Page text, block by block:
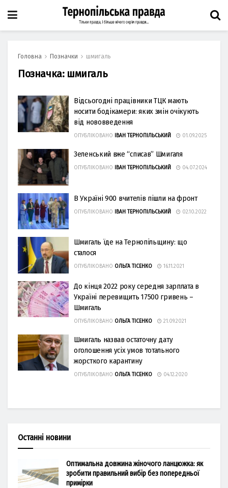
Головна Позначки шмигаль
Позначка: шмигаль
Відсьогодні працівники ТЦК мають
носити бодікамери: яких змін очікують
від нововведення
ОПУБЛІКОВАНО ІВАН ТЕРНОПІЛЬСЬКИЙ 01.09.2025
Зеленський вже “списав” Шмигаля
ОПУБЛІКОВАНО ІВАН ТЕРНОПІЛЬСЬКИЙ 04.07.2024
В Україні 900 вчителів пішли на фронт
ОПУБЛІКОВАНО ІВАН ТЕРНОПІЛЬСЬКИЙ 02.10.2022
Шмигаль їде на Тернопільщину: що
сталося
ОПУБЛІКОВАНО ОЛЬГА ТІСЕНКО 16.11.2021
До кінця 2022 року середня зарплата в
Україні перевищить 17500 гривень –
Шмигаль
ОПУБЛІКОВАНО ОЛЬГА ТІСЕНКО 21.09.2021
Шмигаль назвав остаточну дату
оголошення усіх умов тотального
жорсткого карантину
ОПУБЛІКОВАНО ОЛЬГА ТІСЕНКО 04.12.2020
Останні новини
Оптимальна довжина жіночого ланцюжка: як
зробити правильний вибір без попередньої
примірки